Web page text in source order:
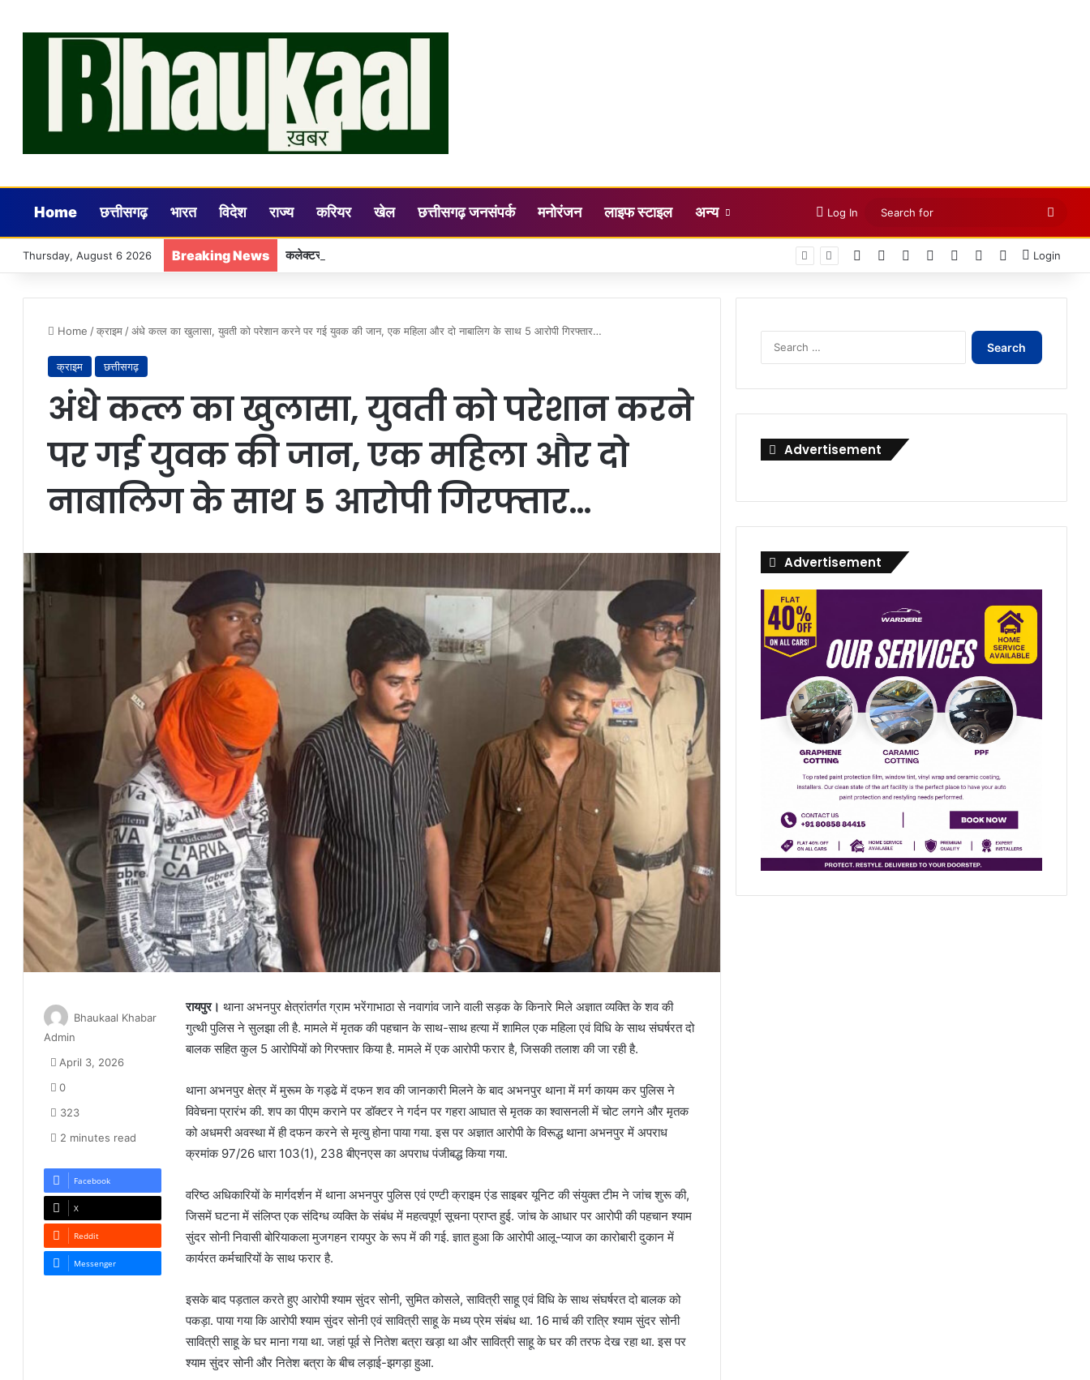
Home छत्तीसगढ़ भारत विदेश राज्य करियर खेल छत्तीसगढ़ जनसंपर्क मनोरंजन लाइफ स्टाइल अन्य Log In
for
Thursday, August 6 2026 Breaking News कलेक्टर डॉ. गौरव सिंह की अध्यक्षता में जिला स्तरीय सलाहकार समिति (DLCC) की बैठक सम्पन्न Facebook LinkedInYouTubeInstagramTelegramWhatsApp
Login
Home / क्राइम / अंधे कत्ल का खुलासा, युवती को परेशान करने पर गई युवक की जान, एक महिला और दो नाबालिग के साथ 5 आरोपी गिरफ्तार…
क्राइम छत्तीसगढ़
अंधे कत्ल का खुलासा, युवती को परेशान करने
पर गई युवक की जान, एक महिला और दो
नाबालिग के साथ 5 आरोपी गिरफ्तार…
रायपुर। थाना अभनपुर क्षेत्रांतर्गत ग्राम भरेंगाभाठा से नवागांव जाने वाली सड़क के किनारे मिले अज्ञात व्यक्ति के शव की
गुत्थी पुलिस ने सुलझा ली है. मामले में मृतक की पहचान के साथ-साथ हत्या में शामिल एक महिला एवं विधि के साथ संघर्षरत दो
बालक सहित कुल 5 आरोपियों को गिरफ्तार किया है. मामले में एक आरोपी फरार है, जिसकी तलाश की जा रही है.
थाना अभनपुर क्षेत्र में मुरूम के गड्ढे में दफन शव की जानकारी मिलने के बाद अभनपुर थाना में मर्ग कायम कर पुलिस ने
विवेचना प्रारंभ की. शप का पीएम कराने पर डॉक्टर ने गर्दन पर गहरा आघात से मृतक का श्वासनली में चोट लगने और मृतक
को अधमरी अवस्था में ही दफन करने से मृत्यु होना पाया गया. इस पर अज्ञात आरोपी के विरूद्ध थाना अभनपुर में अपराध
क्रमांक 97/26 धारा 103(1), 238 बीएनएस का अपराध पंजीबद्ध किया गया.
वरिष्ठ अधिकारियों के मार्गदर्शन में थाना अभनपुर पुलिस एवं एण्टी क्राइम एंड साइबर यूनिट की संयुक्त टीम ने जांच शुरू की,
जिसमें घटना में संलिप्त एक संदिग्ध व्यक्ति के संबंध में महत्वपूर्ण सूचना प्राप्त हुई. जांच के आधार पर आरोपी की पहचान श्याम
सुंदर सोनी निवासी बोरियाकला मुजगहन रायपुर के रूप में की गई. ज्ञात हुआ कि आरोपी आलू-प्याज का कारोबारी दुकान में
कार्यरत कर्मचारियों के साथ फरार है.
इसके बाद पड़ताल करते हुए आरोपी श्याम सुंदर सोनी, सुमित कोसले, सावित्री साहू एवं विधि के साथ संघर्षरत दो बालक को
पकड़ा. पाया गया कि आरोपी श्याम सुंदर सोनी एवं सावित्री साहू के मध्य प्रेम संबंध था. 16 मार्च की रात्रि श्याम सुंदर सोनी
सावित्री साहू के घर माना गया था. जहां पूर्व से नितेश बत्रा खड़ा था और सावित्री साहू के घर की तरफ देख रहा था. इस पर
श्याम सुंदर सोनी और नितेश बत्रा के बीच लड़ाई-झगड़ा हुआ.
Bhaukaal Khabar
Admin
April 3, 2026
0
323
2 minutes read
Facebook
X
Reddit
Messenger
Search
Advertisement
Advertisement